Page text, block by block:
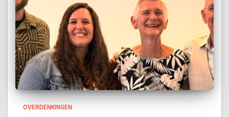
OVERDENKINGEN